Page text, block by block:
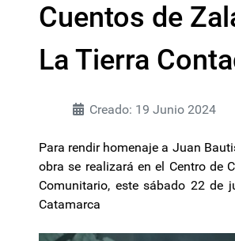
Cuentos de
La Tierra
Creado: 19 Junio 2024
Para rendir homenaje a Juan
obra se realizará en el Centro de
Comunitario, este sábado 22 de
Catamarca